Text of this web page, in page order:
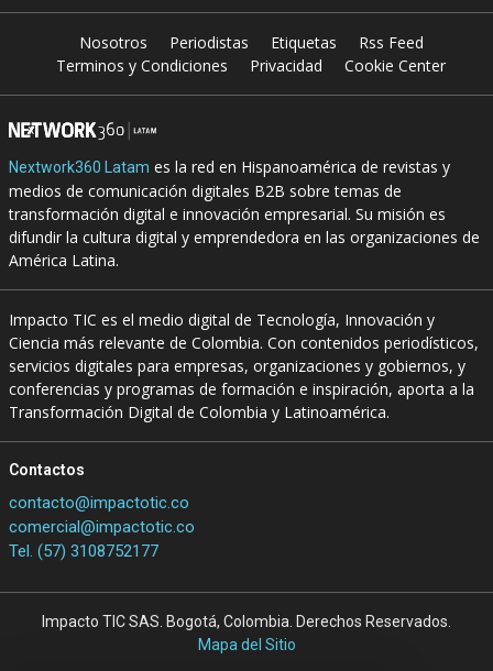
Nosotros Periodistas Etiquetas
Rss Feed
Terminos y Condiciones
Privacidad Cookie Center
Nextwork360 Latam es la red en Hispanoamérica de revistas y
medios de comunicación digitales B2B sobre temas de
transformación digital e innovación empresarial. Su misión es
difundir la cultura digital y emprendedora en las organizaciones de
América Latina.
Impacto TIC es el medio digital de Tecnología, Innovación y
Ciencia más relevante de Colombia. Con contenidos periodísticos,
servicios digitales para empresas, organizaciones y gobiernos, y
conferencias y programas de formación e inspiración, aporta a la
Transformación Digital de Colombia y Latinoamérica.
Contactos
contacto@impactotic.co
comercial@impactotic.co
Tel. (57) 3108752177
Impacto TIC SAS. Bogotá, Colombia. Derechos Reservados.
Mapa del Sitio